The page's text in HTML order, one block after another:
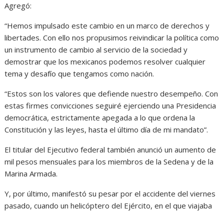
Agregó:
“Hemos impulsado este cambio en un marco de derechos y
libertades. Con ello nos propusimos reivindicar la política como
un instrumento de cambio al servicio de la sociedad y
demostrar que los mexicanos podemos resolver cualquier
tema y desafío que tengamos como nación.
“Estos son los valores que defiende nuestro desempeño. Con
estas firmes convicciones seguiré ejerciendo una Presidencia
democrática, estrictamente apegada a lo que ordena la
Constitución y las leyes, hasta el último día de mi mandato”.
El titular del Ejecutivo federal también anunció un aumento de
mil pesos mensuales para los miembros de la Sedena y de la
Marina Armada.
Y, por último, manifestó su pesar por el accidente del viernes
pasado, cuando un helicóptero del Ejército, en el que viajaba